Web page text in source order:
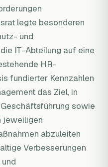
legte besonderen
und
IT-Abteilung auf eine
HR-
fundierter Kennzahlen
das Ziel, in
sowie
jeweiligen
abzuleiten
Verbesserungen